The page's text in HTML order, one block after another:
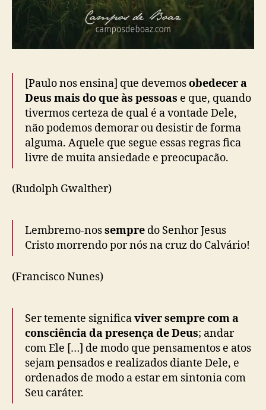
[Paulo nos ensina] que devemosobedecer a
Deus mais do que às pessoas e que, quando
tivermos certeza de qual é a vontade Dele,
não podemos demorar ou desistir de forma
alguma. Aquele que segue essas regras fica
livre de muita ansiedade e preocupacão.
(Rudolph Gwalther)
Lembremo-nossempre do Senhor Jesus
Cristo morrendo por nós na cruz do Calvário!
(Francisco Nunes)
Ser temente significaviver sempre com a
consciência da presença de Deus; andar
com Ele […] de modo que pensamentos e atos
sejam pensados e realizados diante Dele, e
ordenados de modo a estar em sintonia com
Seu caráter.